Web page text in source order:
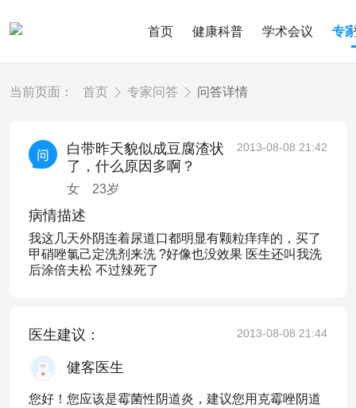
首页 健康科普 学术会议 专
当前页面： 首页 专家问答 问答详情
白带昨天貌似成豆腐渣状
了，什么原因多啊？
女 23岁
2013-08-08 21:42
病情描述
我这几天外阴连着尿道口都明显有颗粒痒痒的，买了
甲硝唑氯己定洗剂来洗 ?好像也没效果 医生还叫我洗
后涂倍夫松 不过辣死了
医生建议： 2013-08-08 21:44
健客医生
您好！您应该是霉菌性阴道炎，建议您用克霉唑阴道